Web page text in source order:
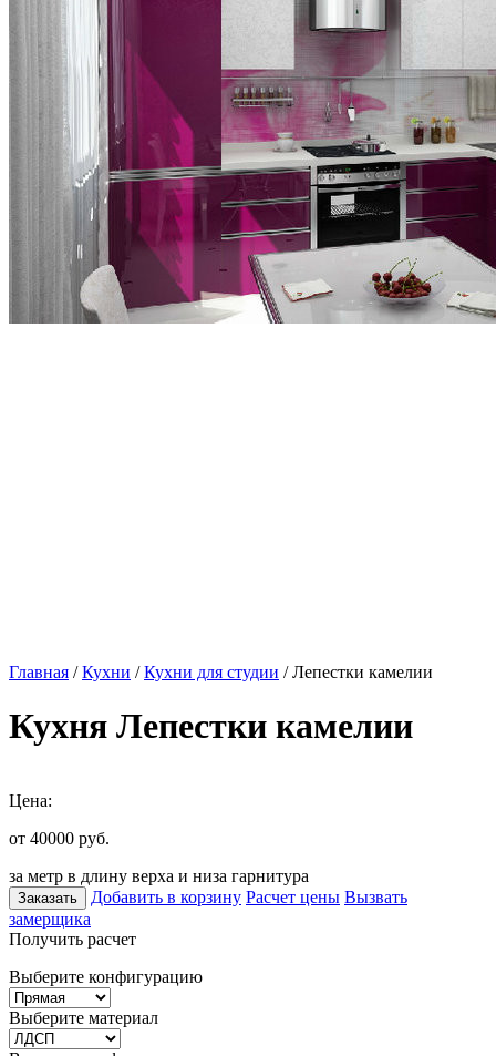
Главная /Кухни /Кухни для студии / Лепестки камелии
Кухня Лепестки камелии
Цена:
от 40000 руб.
за метр в длину верха и низа гарнитура
Заказать Добавить в корзину Расчет цены Вызвать
замерщика
Получить расчет
Выберите конфигурацию
Выберите материал